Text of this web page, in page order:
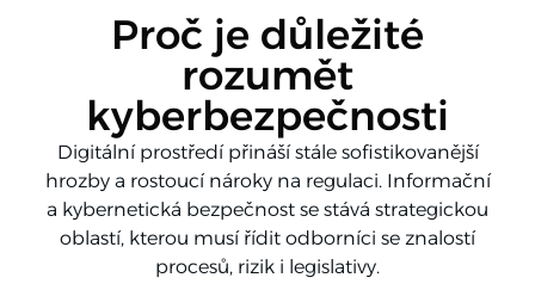
Proč je důležité
rozumět
kyberbezpečnosti
Digitální prostředí přináší stále sofistikovanější
hrozby a rostoucí nároky na regulaci. Informační
a kybernetická bezpečnost se stává strategickou
oblastí, kterou musí řídit odborníci se znalostí
procesů, rizik i legislativy.